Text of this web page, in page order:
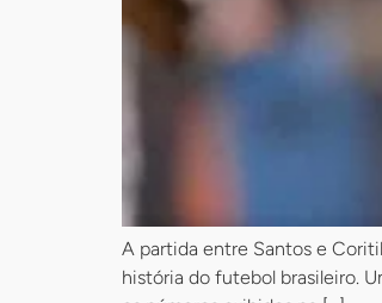
A partida entre Santos e
história do futebol brasileiro.